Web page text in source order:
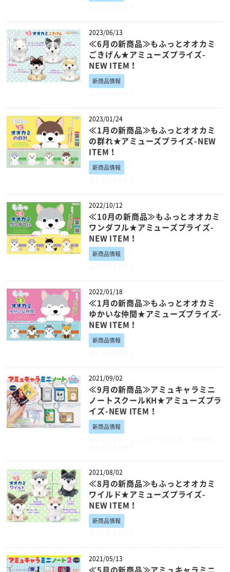
2023/06/13
≪6月の新商品≫もふっとオオカミ
ごきげん★アミューズプライズ-
NEW ITEM！
新商品情報
2023/01/24
≪1月の新商品≫もふっとオオカミ
の群れ★アミューズプライズ-NEW
ITEM！
新商品情報
2022/10/12
≪10月の新商品≫もふっとオオカミ
ワンダフル★アミューズプライズ-
NEW ITEM！
新商品情報
2022/01/18
≪1月の新商品≫もふっとオオカミ
ゆかいな仲間★アミューズプライズ-
NEW ITEM！
新商品情報
2021/09/02
≪9月の新商品≫アミュキャラミニ
ノートスクールKH★アミューズプラ
イズ-NEW ITEM！
新商品情報
2021/08/02
≪8月の新商品≫もふっとオオカミ
ワイルド★アミューズプライズ-
NEW ITEM！
新商品情報
2021/05/13
≪5月の新商品≫アミュキャラミニ